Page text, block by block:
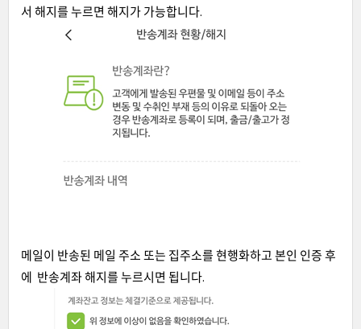
서 해지를 누르면 해지가 가능합니다.
메일이 반송된 메일 주소 또는 집주소를 현행화하고 본인 인증 후
에 반송계좌 해지를 누르시면 됩니다.